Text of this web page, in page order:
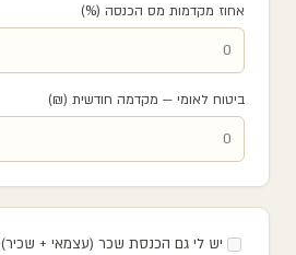
אחוז מקדמות מס הכנסה (%)
ביטוח לאומי — מקדמה חודשית (₪)
יש לי גם הכנסת שכר (עצמאי + שכיר)